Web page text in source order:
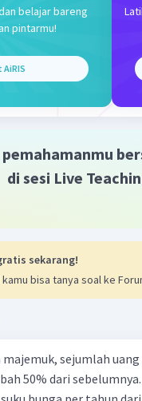
·5.0(1) Balas
belajar bareng
pintarmu!
AiRIS
di sesi Live
sekarang!
bisa tanya soal ke
majemuk, sejumlah
50% dari